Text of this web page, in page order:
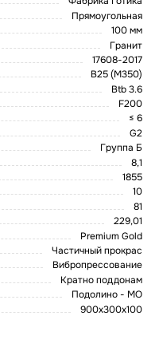
Прямоугольная
100 мм
Гранит
17608-2017
В25 (М350)
Btb 3.6
F200
≤ 6
G2
Группа Б
8,1
1855
10
81
229,01
Premium Gold
Частичный прокрас
Вибропрессование
Кратно поддонам
Подолино - МО
900x300x100